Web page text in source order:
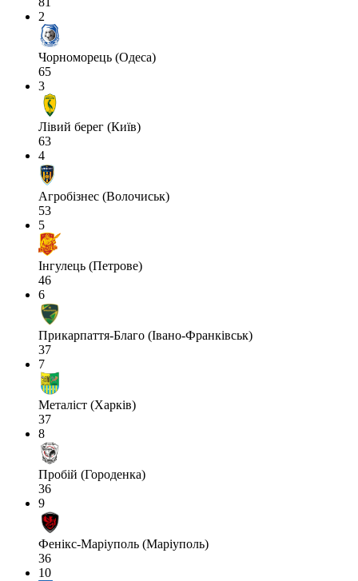
2
Чорноморець (Одеса)
65
3
Лівий берег (Київ)
63
4
Агробізнес (Волочиськ)
53
5
Інгулець (Петрове)
46
6
Прикарпаття-Благо (Івано-Франківськ)
37
7
Металіст (Харків)
37
8
Пробій (Городенка)
36
9
Фенікс-Маріуполь (Маріуполь)
36
10